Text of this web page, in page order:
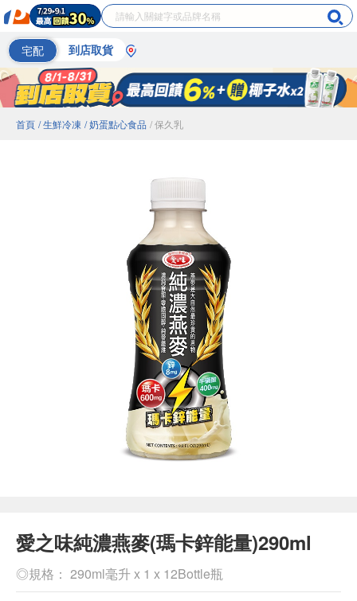
宅配 到店取貨
首頁 / 生鮮冷凍 / 奶蛋點心食品 / 保久乳
愛之味純濃燕麥(瑪卡鋅能量)290ml
◎規格： 290ml毫升 x 1 x 12Bottle瓶